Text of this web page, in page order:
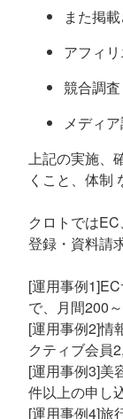
また掲
アフィ
競合調査
メディ
上記の実施、
くこと、体制
クロトでは
登録・資料請
[運用事例
で、月間200
[運用事例2]情
クティブ会員
[運用事例3]美
件以上の申し
[運用事例4]旅